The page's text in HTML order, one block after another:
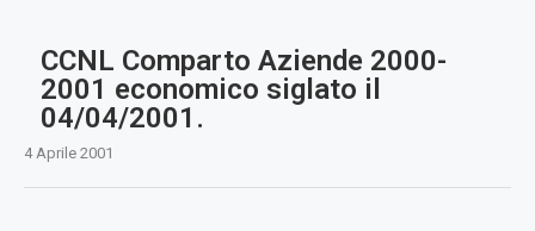
CCNL Comparto Aziende 2000-
2001 economico siglato il
04/04/2001.
4 Aprile 2001